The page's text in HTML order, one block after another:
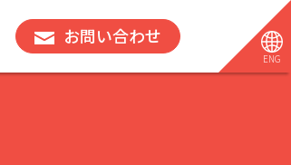
ENG
お問い合わせ